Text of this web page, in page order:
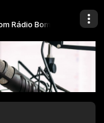
Bom Dia